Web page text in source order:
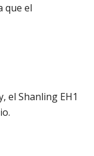
que el
el Shanling EH1